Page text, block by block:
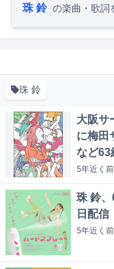
珠 鈴 の楽曲・歌詞
珠 鈴
大阪サ
に梅田
など63
5年近く 前
珠 鈴
日配信
5年近く 前